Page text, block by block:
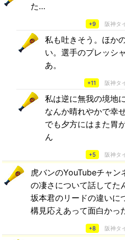
た…
+9 阪神タ
私も吐きそう。ほか
い。選手のプレッシ
あ。
+11 阪神タ
私は逆に無我の境地
なんか晴れやかで幸
でも夕方にはまた胃
ん
+5 阪神タ
虎バンのYouTubeチャン
の凄さについて話してた
坂本君のリードの違いに
構見応えあって面白かっ
+8 阪神タ